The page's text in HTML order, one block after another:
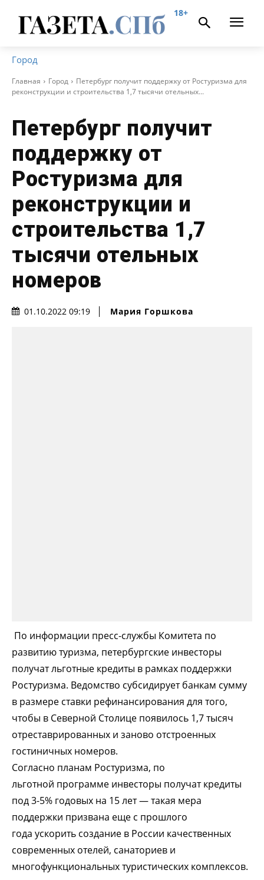
18+
Город
Главная Город
Петербург получит поддержку от Ростуризма для
реконструкции и строительства 1,7 тысячи отельных...
Петербург получит
поддержку от
Ростуризма для
реконструкции и
строительства 1,7
тысячи отельных
номеров
01.10.2022 09:19 Мария Горшкова
По информации пресс-службы Комитета по
развитию туризма, петербургские инвесторы
получат льготные кредиты в рамках поддержки
Ростуризма. Ведомство субсидирует банкам сумму
в размере ставки рефинансирования для того,
чтобы в Северной Столице появилось 1,7 тысяч
отреставрированных и заново отстроенных
гостиничных номеров.
Согласно планам Ростуризма, по
льготной программе инвесторы получат кредиты
под 3-5% годовых на 15 лет — такая мера
поддержки призвана еще с прошлого
года ускорить создание в России качественных
современных отелей, санаториев и
многофункциональных туристических комплексов.